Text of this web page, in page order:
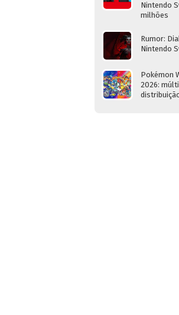
Nintendo
milhões
Rumor:
Nintendo
Pokémon
2026: